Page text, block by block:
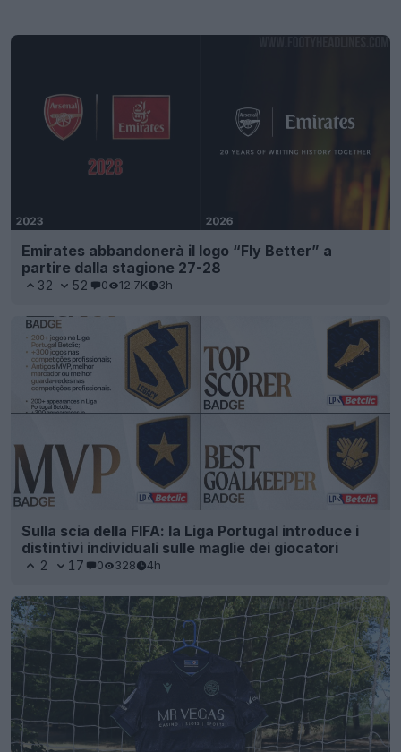
Emirates abbandonerà il logo “Fly Better” a
partire dalla stagione 27-28
32 52 0 12.7K 3h
Sulla scia della FIFA: la Liga Portugal introduce i
distintivi individuali sulle maglie dei giocatori
2 17 0 328 4h